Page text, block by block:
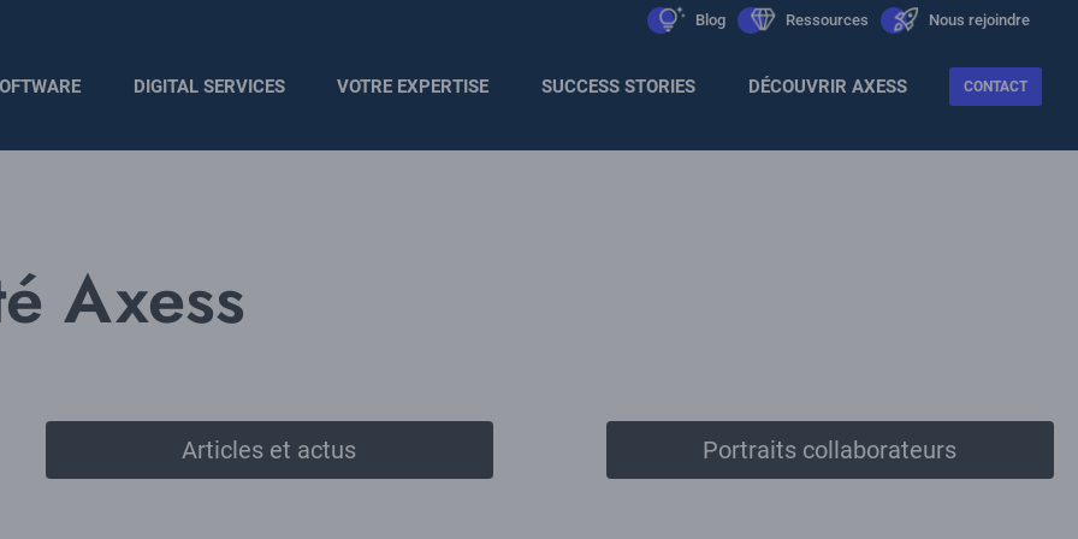
Blog
icon Ressources
icon Nous rejoindre
icon
DIGITAL SERVICES VOTRE EXPERTISE SUCCESS STORIES DÉCOUVRIR AXESS CONTACT
Axess
Articles et actus Portraits collaborateurs